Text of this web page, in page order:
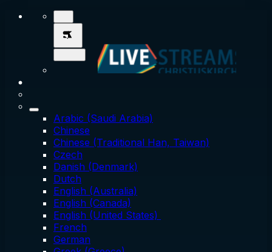
Arabic (Saudi Arabia)
Chinese
Chinese (Traditional Han, Taiwan)
Czech
Danish (Denmark)
Dutch
English (Australia)
English (Canada)
English (United States)
French
German